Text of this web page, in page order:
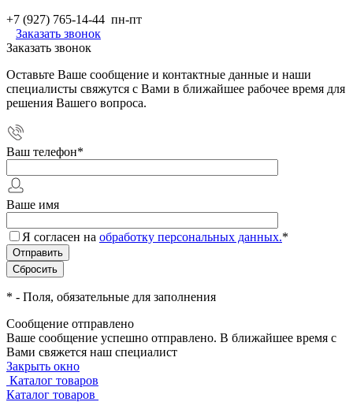
+7 (927) 765-14-44 пн-пт
Заказать звонок
Заказать звонок
Оставьте Ваше сообщение и контактные данные и наши
специалисты свяжутся с Вами в ближайшее рабочее время для
решения Вашего вопроса.
Ваш телефон*
Ваше имя
Я согласен на обработку персональных данных.*
* - Поля, обязательные для заполнения
Сообщение отправлено
Ваше сообщение успешно отправлено. В ближайшее время с
Вами свяжется наш специалист
Закрыть окно
Каталог товаров
Каталог товаров